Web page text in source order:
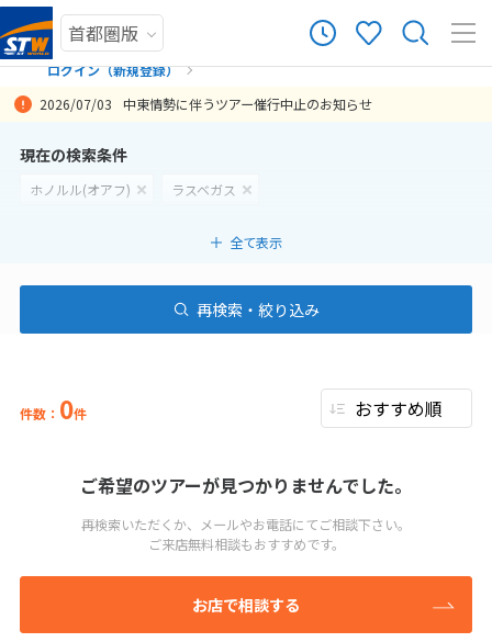
ログイン（新規登録）
まだ登録がありません
2026/07/03 中東情勢に伴うツアー催行中止のお知らせ
現在の検索条件
ホノルル(オアフ) ラスベガス
全て表示
再検索・絞り込み
件数： 0件
ご希望のツアーが見つかりませんでした。
再検索いただくか、メールやお電話にてご相談下さい。
ご来店無料相談もおすすめです。
お店で相談する